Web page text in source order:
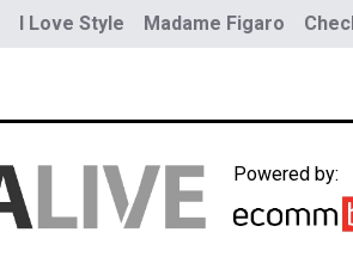
I Love Style Madame Figaro
Powered by: